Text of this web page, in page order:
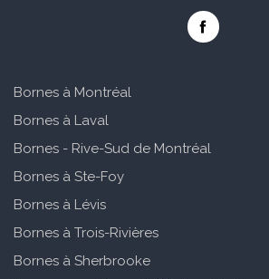
Bornes à Montréal
Bornes à Laval
Bornes - Rive-Sud de Montréal
Bornes à Ste-Foy
Bornes à Lévis
Bornes à Trois-Rivières
Bornes à Sherbrooke